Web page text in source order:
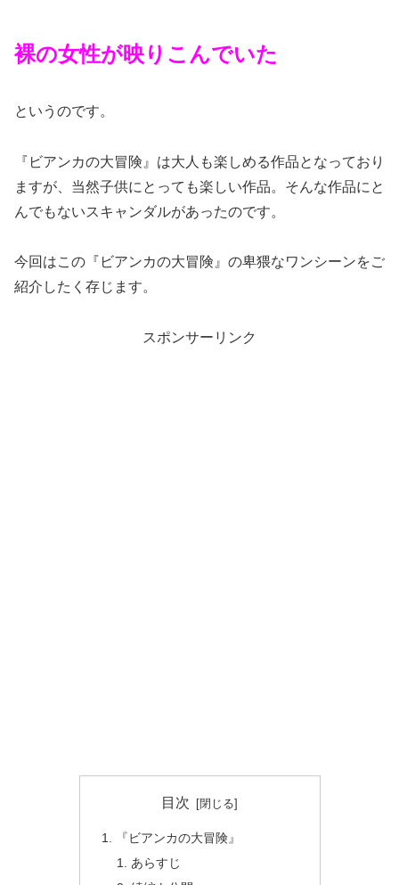
裸の女性が映りこんでいた
というのです。
『ビアンカの大冒険』は大人も楽しめる作品となっており
ますが、当然子供にとっても楽しい作品。そんな作品にと
んでもないスキャンダルがあったのです。
今回はこの『ビアンカの大冒険』の卑猥なワンシーンをご
紹介したく存じます。
スポンサーリンク
目次
『ビアンカの大冒険』
あらすじ